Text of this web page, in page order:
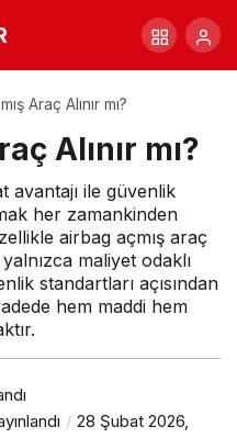
Araç Alınır mı?
Alınır mı?
avantajı ile güvenlik
her zamankinden
airbag açmış araç
maliyet odaklı
standartları açısından
hem maddi hem
28 Şubat 2026,
mı?